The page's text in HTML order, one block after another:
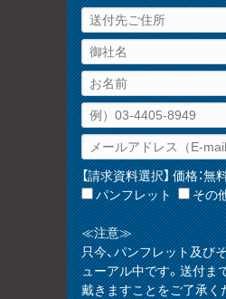
【請求資料選択】 価格：無
パンフレット
その
≪注意≫
只今、パンフレット及び
ューアル中です。送付ま
戴きますことをご了承く